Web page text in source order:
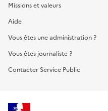
Missions et valeurs
Aide
Vous êtes une administration ?
Vous êtes journaliste ?
Contacter Service Public